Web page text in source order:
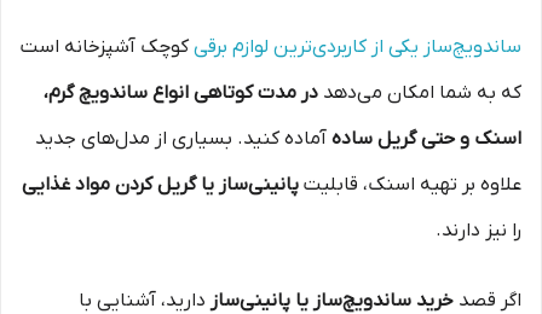
ساندویچ‌ساز یکی از کاربردی‌ترین لوازم برقیکوچک آشپزخانه است
که به شما امکان می‌دهد در مدت کوتاهی انواع ساندویچ گرم،
اسنک و حتی گریل ساده آماده کنید. بسیاری از مدل‌های جدید
علاوه بر تهیه اسنک، قابلیت پانینی‌ساز یا گریل کردن مواد غذایی
را نیز دارند.
اگر قصد خرید ساندویچ‌ساز یا پانینی‌ساز دارید، آشنایی با